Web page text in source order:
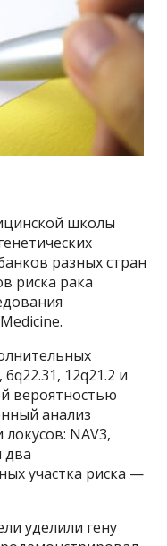
школы
разных стран
риска рака
12q21.2 и
вероятностью
анализ
NAV3,
два
участка риска —
уделили гену